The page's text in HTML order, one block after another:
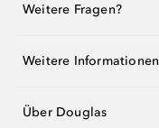
Weitere Fragen?
Weitere Informationen
Über Douglas